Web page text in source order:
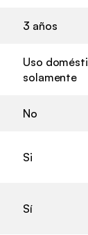
3 años
Uso
solamente
No
Si
Sí